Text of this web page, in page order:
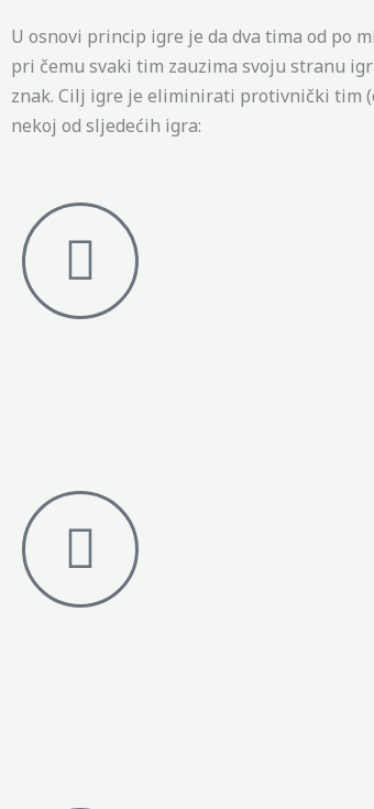
U osnovi princip igre je da dva tima od po
pri čemu svaki tim zauzima svoju stranu
znak. Cilj igre je eliminirati protivnički tim
nekoj od sljedećih igra: